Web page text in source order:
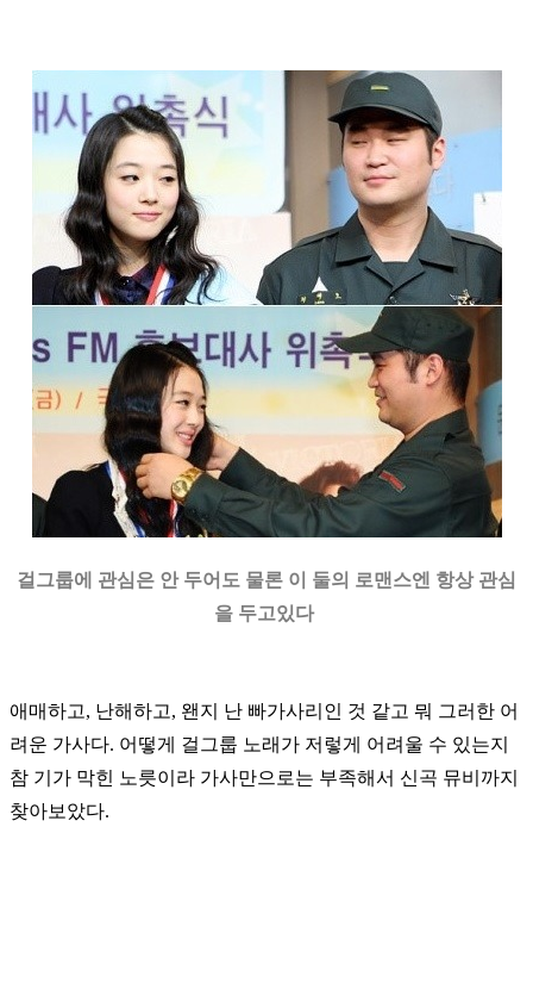
걸그룹에 관심은 안 두어도 물론 이 둘의 로맨스엔 항상 관심
을 두고있다
애매하고, 난해하고, 왠지 난 빠가사리인 것 같고 뭐 그러한 어
려운 가사다. 어떻게 걸그룹 노래가 저렇게 어려울 수 있는지
참 기가 막힌 노릇이라 가사만으로는 부족해서 신곡 뮤비까지
찾아보았다.